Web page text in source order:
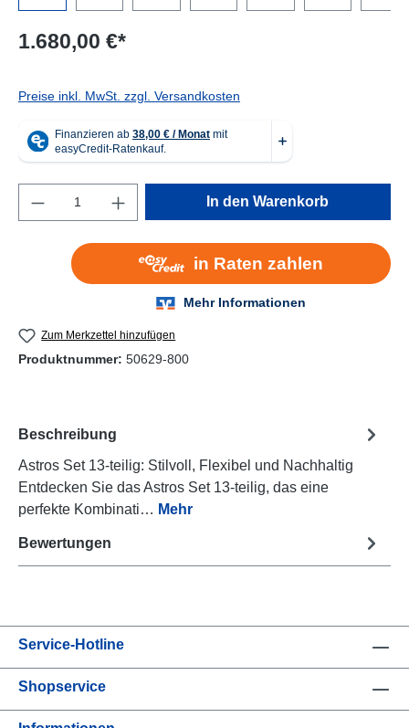
1.680,00 €*
Preise inkl. MwSt. zzgl. Versandkosten
Produkt Anzahl: Gib den gewünschten
In den Warenkorb
Zum Merkzettel hinzufügen
Produktnummer: 50629-800
Beschreibung
Astros Set 13-teilig: Stilvoll, Flexibel und Nachhaltig
Entdecken Sie das Astros Set 13-teilig, das eine
perfekte Kombinati… Mehr
Bewertungen
Service-Hotline
Shopservice